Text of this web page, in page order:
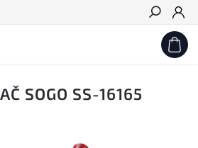
Hledat
SOGO SS-16165